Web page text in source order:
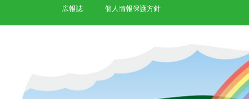
広報誌 個人情報保護方針